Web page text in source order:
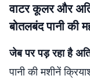
वाटर कूलर और
बोतलबंद पानी की
जेब पर पड़ रहा है
पानी की मशीनें